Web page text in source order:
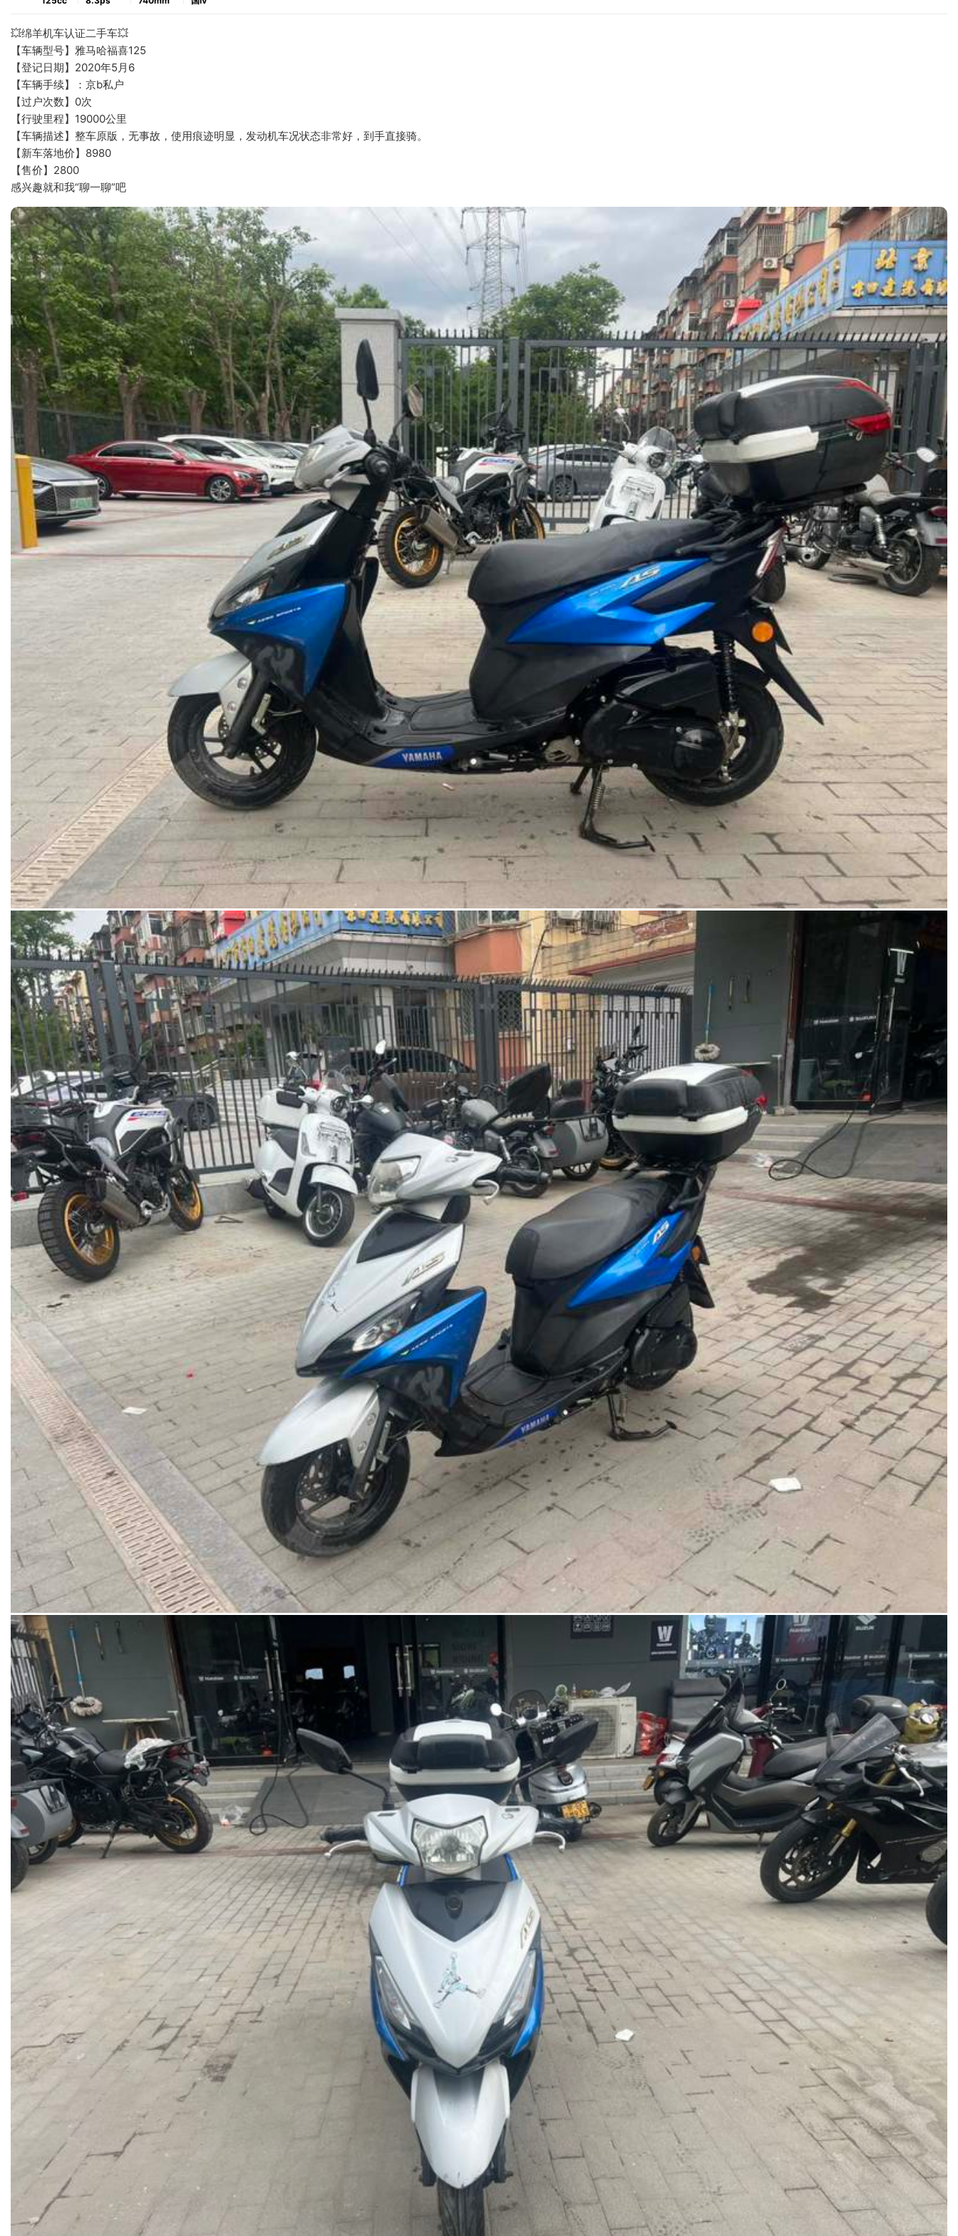
💥绵羊机车认证二手车💥
【车辆型号】雅马哈福喜125
【登记日期】2020年5月6
【车辆手续】：京b私户
【过户次数】0次
【行驶里程】19000公里
【车辆描述】整车原版，无事故，使用痕迹明显，发动机车况状态非常好，到手直接骑。
【新车落地价】8980
【售价】2800
感兴趣就和我“聊一聊”吧